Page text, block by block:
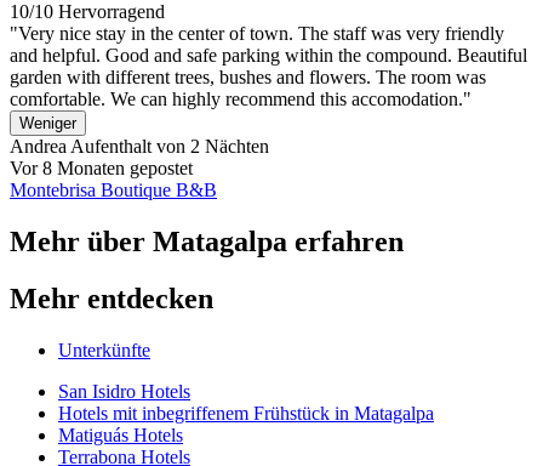
10/10 Hervorragend
"Very nice stay in the center of town. The staff was very friendly
and helpful. Good and safe parking within the compound. Beautiful
garden with different trees, bushes and flowers. The room was
comfortable. We can highly recommend this accomodation."
Weniger
Andrea Aufenthalt von 2 Nächten
Vor 8 Monaten gepostet
Montebrisa Boutique B&B
Mehr über Matagalpa erfahren
Mehr entdecken
Unterkünfte
San Isidro Hotels
Hotels mit inbegriffenem Frühstück in Matagalpa
Matiguás Hotels
Terrabona Hotels